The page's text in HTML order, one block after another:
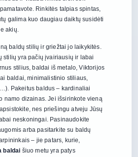
Rinkitės talpias spintas,
galima kuo daugiau daiktų susidėti
akių.
baldų stilių ir griežtai jo laikykitės.
stilių yra pačių įvairiausių ir labai
stilius, baldai iš metalo, Viktorijos
baldai, minimalistinio stiliaus,
Pakeitus baldus – kardinaliai
namo dizainas. Jei išsirinkote vieną
nes priešingu atveju Jūsų
neskoningai. Pasinaudokite
arba pasitarkite su baldų
– jie patars, kurie,
baldai šiuo metu yra patys